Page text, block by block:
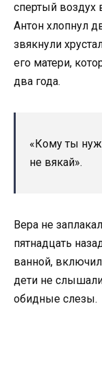
спертый воздух
Антон хлопнул
звякнули
его матери,
два года.
«Кому ты
не вякай».
Вера не
пятнадцать
ванной,
дети не
обидные слезы.